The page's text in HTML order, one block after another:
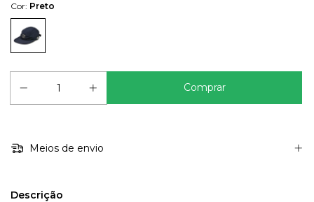
Cor: Preto
Meios de envio
Descrição